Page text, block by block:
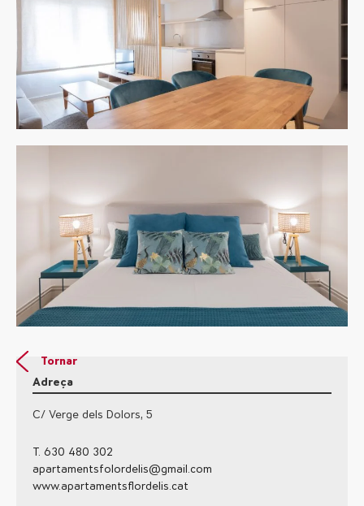
Tornar
Adreça
C/ Verge dels Dolors, 5
T. 630 480 302
apartamentsfolordelis@gmail.com
www.apartamentsflordelis.cat